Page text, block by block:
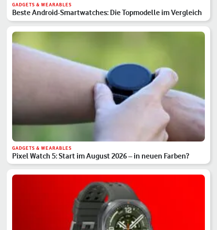
GADGETS & WEARABLES
Beste Android-Smartwatches: Die Topmodelle im Vergleich
GADGETS & WEARABLES
Pixel Watch 5: Start im August 2026 – in neuen Farben?